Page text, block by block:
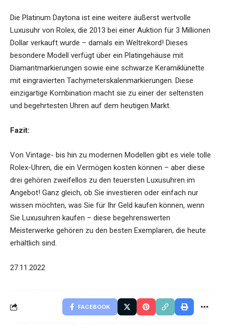
Die Platinum Daytona ist eine weitere äußerst wertvolle
Luxusuhr von Rolex, die 2013 bei einer Auktion für 3 Millionen
Dollar verkauft wurde – damals ein Weltrekord! Dieses
besondere Modell verfügt über ein Platingehäuse mit
Diamantmarkierungen sowie eine schwarze Keramiklünette
mit eingravierten Tachymeterskalenmarkierungen. Diese
einzigartige Kombination macht sie zu einer der seltensten
und begehrtesten Uhren auf dem heutigen Markt.
Fazit:
Von Vintage- bis hin zu modernen Modellen gibt es viele tolle
Rolex-Uhren, die ein Vermögen kosten können – aber diese
drei gehören zweifellos zu den teuersten Luxusuhren im
Angebot! Ganz gleich, ob Sie investieren oder einfach nur
wissen möchten, was Sie für Ihr Geld kaufen können, wenn
Sie Luxusuhren kaufen – diese begehrenswerten
Meisterwerke gehören zu den besten Exemplaren, die heute
erhältlich sind.
27.11.2022
FACEBOOK